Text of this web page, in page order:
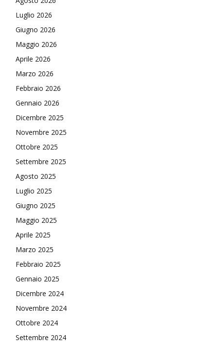
Luglio 2026
Giugno 2026
Maggio 2026
Aprile 2026
Marzo 2026
Febbraio 2026
Gennaio 2026
Dicembre 2025
Novembre 2025
Ottobre 2025
Settembre 2025
Agosto 2025
Luglio 2025
Giugno 2025
Maggio 2025
Aprile 2025
Marzo 2025
Febbraio 2025
Gennaio 2025
Dicembre 2024
Novembre 2024
Ottobre 2024
Settembre 2024